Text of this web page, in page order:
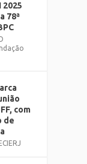
2025
78ª
com
de